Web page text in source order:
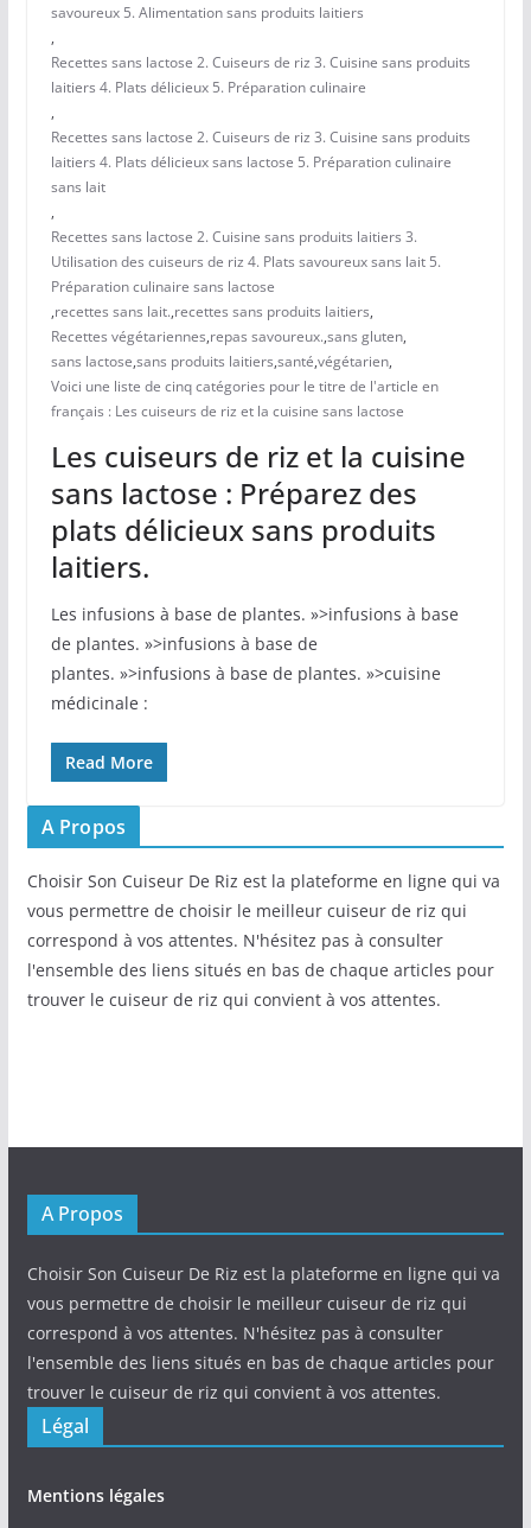
savoureux 5. Alimentation sans produits laitiers
,
Recettes sans lactose 2. Cuiseurs de riz 3. Cuisine sans produits
laitiers 4. Plats délicieux 5. Préparation culinaire
,
Recettes sans lactose 2. Cuiseurs de riz 3. Cuisine sans produits
laitiers 4. Plats délicieux sans lactose 5. Préparation culinaire
sans lait
,
Recettes sans lactose 2. Cuisine sans produits laitiers 3.
Utilisation des cuiseurs de riz 4. Plats savoureux sans lait 5.
Préparation culinaire sans lactose
,recettes sans lait.,recettes sans produits laitiers,
Recettes végétariennes,repas savoureux.,sans gluten,
sans lactose,sans produits laitiers,santé,végétarien,
Voici une liste de cinq catégories pour le titre de l'article en
français : Les cuiseurs de riz et la cuisine sans lactose
Les cuiseurs de riz et la cuisine
sans lactose : Préparez des
plats délicieux sans produits
laitiers.
Les‌ infusions à base de plantes. »>infusions à base
de plantes. »>infusions à base de
plantes. »>infusions à base de plantes. »>cuisine
médicinale :
Read More
A Propos
Choisir Son Cuiseur De Riz est la plateforme en ligne qui va
vous permettre de choisir le meilleur cuiseur de riz qui
correspond à vos attentes. N'hésitez pas à consulter
l'ensemble des liens situés en bas de chaque articles pour
trouver le cuiseur de riz qui convient à vos attentes.
A Propos
Choisir Son Cuiseur De Riz est la plateforme en ligne qui va
vous permettre de choisir le meilleur cuiseur de riz qui
correspond à vos attentes. N'hésitez pas à consulter
l'ensemble des liens situés en bas de chaque articles pour
trouver le cuiseur de riz qui convient à vos attentes.
Légal
Mentions légales